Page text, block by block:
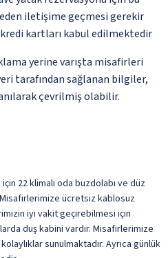
iletişime geçmesi gerekir
kartları kabul edilmektedir
yerine varışta misafirleri
tarafından sağlanan bilgiler,
çevrilmiş olabilir.
22 klimalı oda buzdolabı ve düz
ücretsiz kablosuz
iyi vakit geçirebilmesi için
duş kabini vardır. Misafirlerimize
sunulmaktadır. Ayrıca günlük